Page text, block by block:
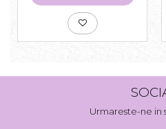
Urmareste-ne in